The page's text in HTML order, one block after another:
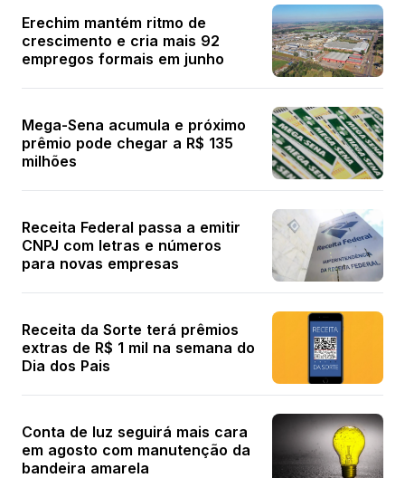
Erechim mantém ritmo de
crescimento e cria mais 92
empregos formais em junho
Mega-Sena acumula e próximo
prêmio pode chegar a R$ 135
milhões
Receita Federal passa a emitir
CNPJ com letras e números
para novas empresas
Receita da Sorte terá prêmios
extras de R$ 1 mil na semana do
Dia dos Pais
Conta de luz seguirá mais cara
em agosto com manutenção da
bandeira amarela